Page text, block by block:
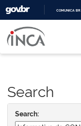
COMUNICA BR
navigation
Search
Search: